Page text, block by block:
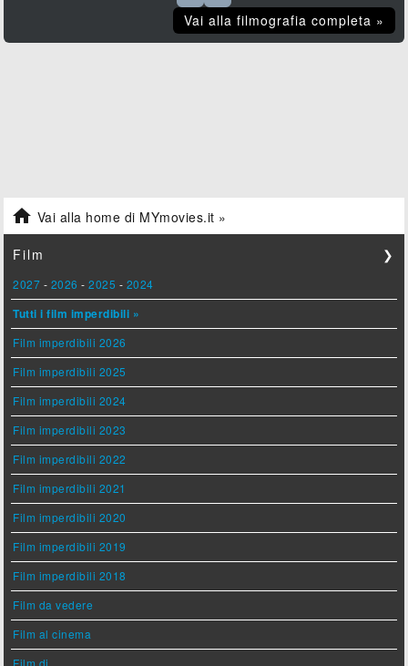
Vai alla filmografia completa »
 Vai alla home di MYmovies.it »
Film ❯
2027 - 2026 -2025 - 2024
Tutti i film imperdibili »
Film imperdibili 2026
Film imperdibili 2025
Film imperdibili 2024
Film imperdibili 2023
Film imperdibili 2022
Film imperdibili 2021
Film imperdibili 2020
Film imperdibili 2019
Film imperdibili 2018
Film da vedere
Film al cinema